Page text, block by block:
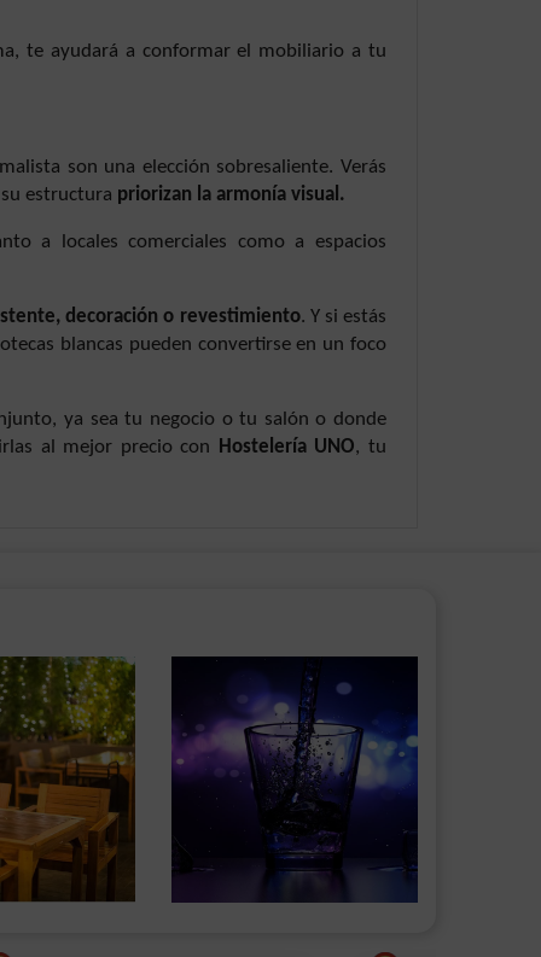
te ayudará a conformar el mobiliario a tu
son una elección sobresaliente. Verás
estructura priorizan la armonía visual.
a locales comerciales como a espacios
decoración o revestimiento. Y si estás
blancas pueden convertirse en un foco
ya sea tu negocio o tu salón o donde
al mejor precio con
Hostelería UNO, tu